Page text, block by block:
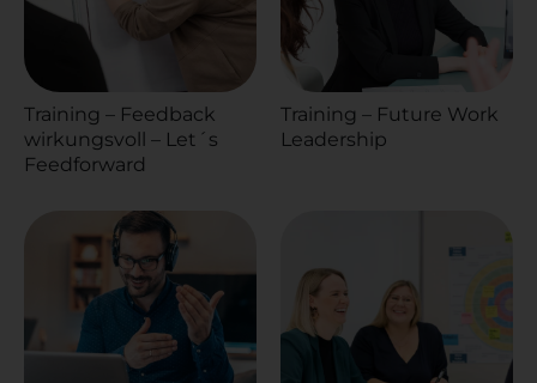
Training – Feedback
wirkungsvoll – Let´s
Feedforward
Training – Future Work
Leadership